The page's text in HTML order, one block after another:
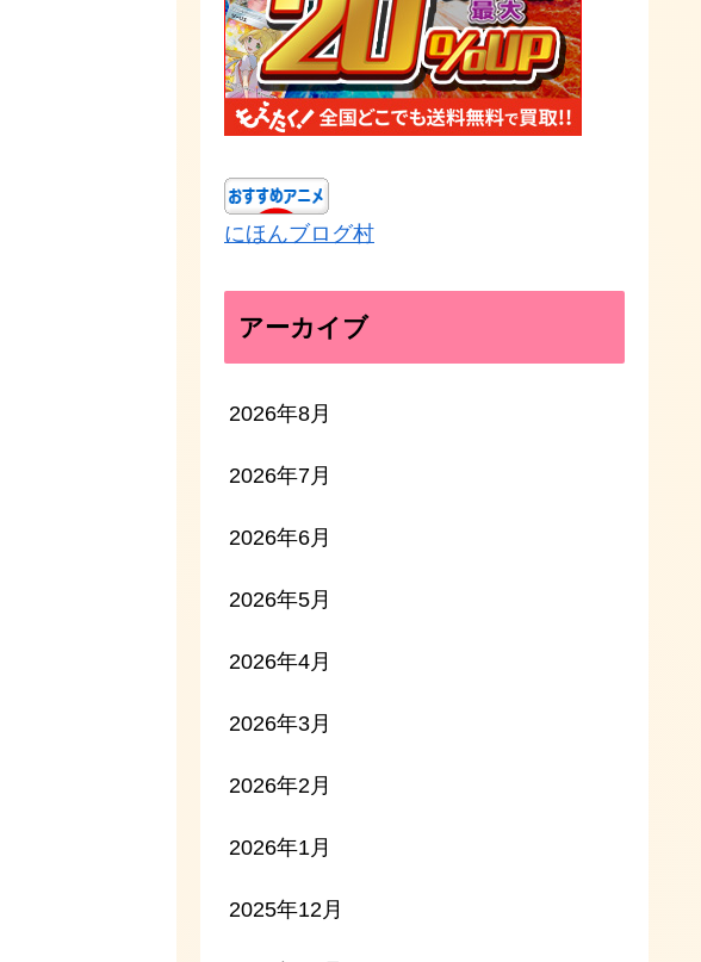
にほんブログ村
アーカイブ
2026年8月
2026年7月
2026年6月
2026年5月
2026年4月
2026年3月
2026年2月
2026年1月
2025年12月